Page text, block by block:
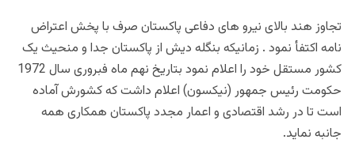
تجاوز هند بالای نیرو های دفاعی پاکستان صرف با پخش اعتراض
نامه اکتفأ نمود . زمانیکه بنگله دیش از پاکستان جدا و منحیث یک
کشور مستقل خود را اعلام نمود بتاریخ نهم ماه فبروری سال 1972
حکومت رئیس جمهور (نیکسون) اعلام داشت که کشورش آماده
است تا در رشد اقتصادی و اعمار مجدد پاکستان همکاری همه
جانبه نماید.